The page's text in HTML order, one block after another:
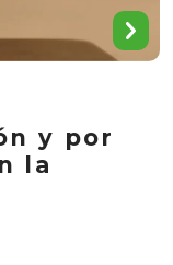
y por
la